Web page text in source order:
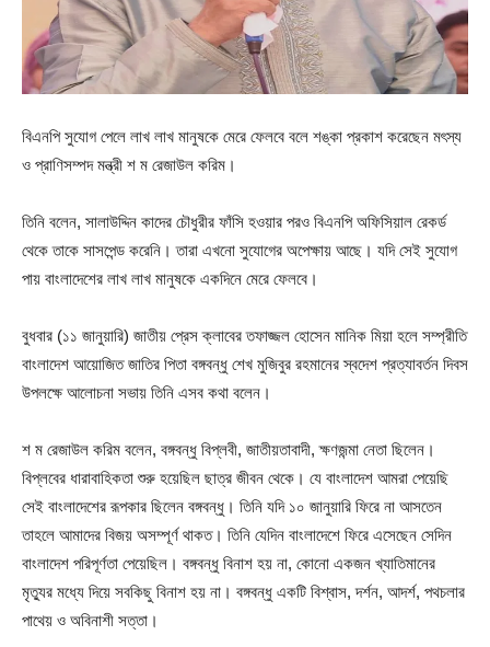
বিএনপি সুযোগ পেলে লাখ লাখ মানুষকে মেরে ফেলবে বলে শঙ্কা প্রকাশ করেছেন মৎস্য
ও প্রাণিসম্পদ মন্ত্রী শ ম রেজাউল ক‌রিম।
তিনি বলেন, সালাউদ্দিন কাদের চৌধুরীর ফাঁসি হওয়ার পরও বিএনপি অফিসিয়াল রেকর্ড
থেকে তাকে সাসপেন্ড করেনি। তারা এখনো সুযোগের অপেক্ষায় আছে। যদি সেই সুযোগ
পায় বাংলাদেশের লাখ লাখ মানুষকে একদিনে মেরে ফেলবে।
বুধবার (১১ জানুয়ারি) জাতীয় প্রেস ক্লাবের তফাজ্জল হোসেন মানিক মিয়া হলে সম্প্রীতি
বাংলাদেশ আয়োজিত জাতির পিতা বঙ্গবন্ধু শেখ মুজিবুর রহমানের স্বদেশ প্রত্যাবর্তন দিবস
উপলক্ষে আলোচনা সভায় তিনি এসব কথা বলেন।
শ ম রেজাউল করিম বলেন, বঙ্গবন্ধু বিপ্লবী, জাতীয়তাবাদী, ক্ষণজন্মা নেতা ছিলেন।
বিপ্লবের ধারাবাহিকতা শুরু হয়েছিল ছাত্র জীবন থেকে। যে বাংলাদেশ আমরা পেয়েছি
সেই বাংলাদেশের রূপকার ছিলেন বঙ্গবন্ধু। তিনি যদি ১০ জানুয়ারি ফিরে না আসতেন
তাহলে আমাদের বিজয় অসম্পূর্ণ থাকত। তিনি যেদিন বাংলাদেশে ফিরে এসেছেন সেদিন
বাংলাদেশ পরিপূর্ণতা পেয়েছিল। বঙ্গবন্ধু বিনাশ হয় না, কোনো একজন খ্যাতিমানের
মৃত্যুর মধ্যে দিয়ে সবকিছু বিনাশ হয় না। বঙ্গবন্ধু একটি বিশ্বাস, দর্শন, আদর্শ, পথচলার
পাথেয় ও অবিনাশী সত্তা।